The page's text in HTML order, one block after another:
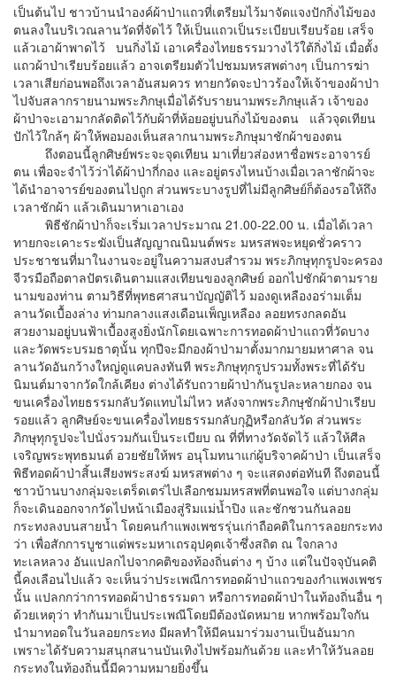
เป็นต้นไป ชาวบ้านนำองค์ผ้าป่าแถวที่เตรียมไว้มาจัดแจงปักกิ่งไม้ของ
ตนลงในบริเวณลานวัดที่จัดไว้ ให้เป็นแถวเป็นระเบียบเรียบร้อย เสร็จ
แล้วเอาผ้าพาดไว้ บนกิ่งไม้ เอาเครื่องไทยธรรมวางไว้ใต้กิ่งไม้ เมื่อตั้ง
แถวผ้าป่าเรียบร้อยแล้ว อาจเตรียมตัวไปชมมหรสพต่างๆ เป็นการฆ่า
เวลาเสียก่อนพอถึงเวลาอันสมควร ทายกวัดจะป่าวร้องให้เจ้าของผ้าป่า
ไปจับสลากรายนามพระภิกษุเมื่อได้รับรายนามพระภิกษุแล้ว เจ้าของ
ผ้าป่าจะเอามากลัดติดไว้กับผ้าที่ห้อยอยู่บนกิ่งไม้ของตน แล้วจุดเทียน
ปักไว้ใกล้ๆ ผ้าให้พอมองเห็นสลากนามพระภิกษุมาชักผ้าของตน
ถึงตอนนี้ลูกศิษย์พระจะจุดเทียน มาเที่ยวส่องหาชื่อพระอาจารย์
ตน เพื่อจะจำไว้ว่าได้ผ้าป่ากี่กอง และอยู่ตรงไหนบ้างเมื่อเวลาชักผ้าจะ
ได้นำอาจารย์ของตนไปถูก ส่วนพระบางรูปที่ไม่มีลูกศิษย์ก็ต้องรอให้ถึง
เวลาชักผ้า แล้วเดินมาหาเอาเอง
พิธีชักผ้าป่าก็จะเริ่มเวลาประมาณ 21.00-22.00 น. เมื่อได้เวลา
ทายกจะเคาะระฆังเป็นสัญญาณนิมนต์พระ มหรสพจะหยุดชั่วคราว
ประชาชนที่มาในงานจะอยู่ในความสงบสำรวม พระภิกษุทุกรูปจะครอง
จีวรมือถือตาลปัตรเดินตามแสงเทียนของลูกศิษย์ ออกไปชักผ้าตามราย
นามของท่าน ตามวิธีที่พุทธศาสนาบัญญัติไว้ มองดูเหลืองอร่ามเต็ม
ลานวัดเบื้องล่าง ท่ามกลางแสงเดือนเพ็ญเหลือง ลอยทรงกลดอัน
สวยงามอยู่บนฟ้าเบื้องสูงยิ่งนักโดยเฉพาะการทอดผ้าป่าแถวที่วัดบาง
และวัดพระบรมธาตุนั้น ทุกปีจะมีกองผ้าป่ามาตั้งมากมายมหาศาล จน
ลานวัดอันกว้างใหญ่ดูแคบลงทันที พระภิกษุทุกรูปรวมทั้งพระที่ได้รับ
นิมนต์มาจากวัดใกล้เคียง ต่างได้รับถวายผ้าป่ากันรูปละหลายกอง จน
ขนเครื่องไทยธรรมกลับวัดแทบไม่ไหว หลังจากพระภิกษุชักผ้าป่าเรียบ
รอยแล้ว ลูกศิษย์จะขนเครื่องไทยธรรมกลับกุฏิหรือกลับวัด ส่วนพระ
ภิกษุทุกรูปจะไปนั่งรวมกันเป็นระเบียบ ณ ที่ที่ทางวัดจัดไว้ แล้วให้ศีล
เจริญพระพุทธมนต์ อวยชัยให้พร อนุโมทนาแก่ผู้บริจาคผ้าป่า เป็นเสร็จ
พิธีทอดผ้าป่าสิ้นเสียงพระสงฆ์ มหรสพต่าง ๆ จะแสดงต่อทันที ถึงตอนนี้
ชาวบ้านบางกลุ่มจะเตร็ดเตร่ไปเลือกชมมหรสพที่ตนพอใจ แต่บางกลุ่ม
ก็จะเดินออกจากวัดไปหน้าเมืองสู่ริมแม่น้ำปิง และชักชวนกันลอย
กระทงลงบนสายน้ำ โดยคนกำแพงเพชรรุ่นเก่าถือคติในการลอยกระทง
ว่า เพื่อสักการบูชาแด่พระมหาเถรอุปคุตเจ้าซึ่งสถิต ณ ใจกลาง
ทะเลหลวง อันแปลกไปจากคติของท้องถิ่นต่าง ๆ บ้าง แต่ในปัจจุบันคติ
นี้คงเลือนไปแล้ว จะเห็นว่าประเพณีการทอดผ้าป่าแถวของกำแพงเพชร
นั้น แปลกกว่าการทอดผ้าป่าธรรมดา หรือการทอดผ้าป่าในท้องถิ่นอื่น ๆ
ด้วยเหตุว่า ทำกันมาเป็นประเพณีโดยมีต้องนัดหมาย หากพร้อมใจกัน
นำมาทอดในวันลอยกระทง มีผลทำให้มีคนมาร่วมงานเป็นอันมาก
เพราะได้รับความสนุกสนานบันเทิงไปพร้อมกันด้วย และทำให้วันลอย
กระทงในท้องถิ่นนี้มีความหมายยิ่งขึ้น